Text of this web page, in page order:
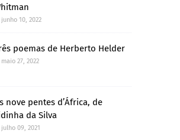
junho 10, 2022
poemas de Herberto Helder
maio 27, 2022
nove pentes d’África, de
da Silva
julho 09, 2021